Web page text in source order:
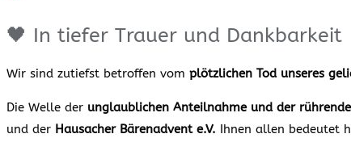
🖤 In tiefer Trauer und Dankbarkeit
Wir sind zutiefst betroffen vom plötzlichen Tod unseres
Die Welle der unglaublichen Anteilnahme und der
und der Hausacher Bärenadvent e.V. Ihnen allen bedeutet